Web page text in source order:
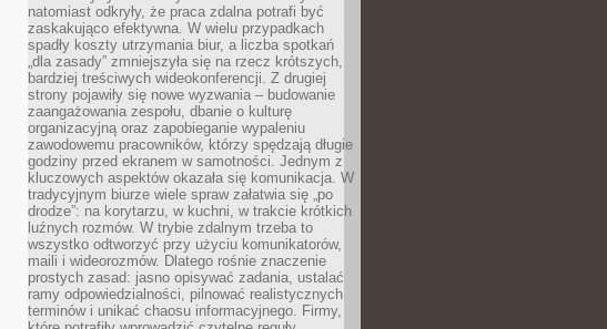
natomiast odkryły, że praca zdalna potrafi być
zaskakująco efektywna. W wielu przypadkach
spadły koszty utrzymania biur, a liczba spotkań
„dla zasady” zmniejszyła się na rzecz krótszych,
bardziej treściwych wideokonferencji. Z drugiej
strony pojawiły się nowe wyzwania – budowanie
zaangażowania zespołu, dbanie o kulturę
organizacyjną oraz zapobieganie wypaleniu
zawodowemu pracowników, którzy spędzają długie
godziny przed ekranem w samotności. Jednym z
kluczowych aspektów okazała się komunikacja. W
tradycyjnym biurze wiele spraw załatwia się „po
drodze”: na korytarzu, w kuchni, w trakcie krótkich
luźnych rozmów. W trybie zdalnym trzeba to
wszystko odtworzyć przy użyciu komunikatorów,
maili i wideorozmów. Dlatego rośnie znaczenie
prostych zasad: jasno opisywać zadania, ustalać
ramy odpowiedzialności, pilnować realistycznych
terminów i unikać chaosu informacyjnego. Firmy,